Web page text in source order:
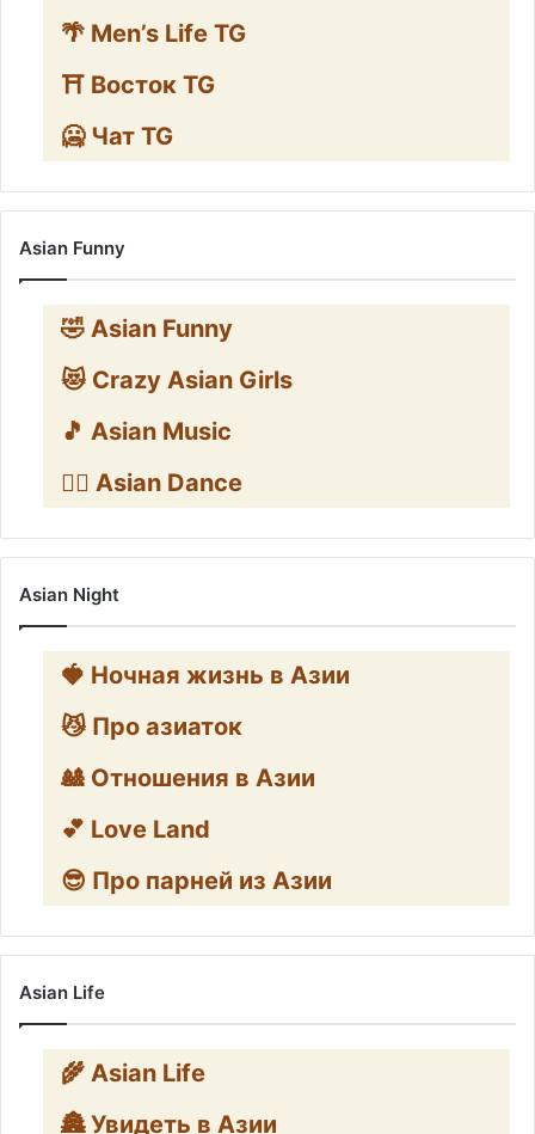
🌴 Men’s Life TG
⛩️ Восток TG
🥶 Чат TG
Asian Funny
🤣 Asian Funny
😻 Crazy Asian Girls
🎵 Asian Music
👯‍♀️ Asian Dance
Asian Night
🍓 Ночная жизнь в Азии
😼 Про азиаток
🎎 Отношения в Азии
💕 Love Land
😎 Про парней из Азии
Asian Life
🌾 Asian Life
🏯 Увидеть в Азии